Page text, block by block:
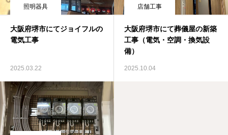
照明器具
大阪府堺市にてジョイフルの
電気工事
2025.03.22
店舗工事
大阪府堺市にて葬儀屋の新築
工事（電気・空調・換気設
備）
2025.10.04